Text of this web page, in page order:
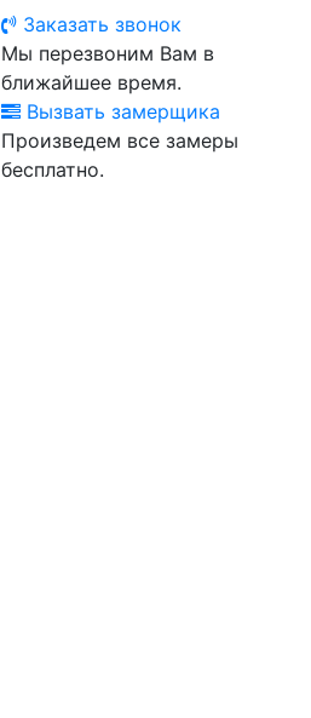
Заказать звонок
Мы перезвоним Вам в
ближайшее время.
Вызвать замерщика
Произведем все замеры
бесплатно.